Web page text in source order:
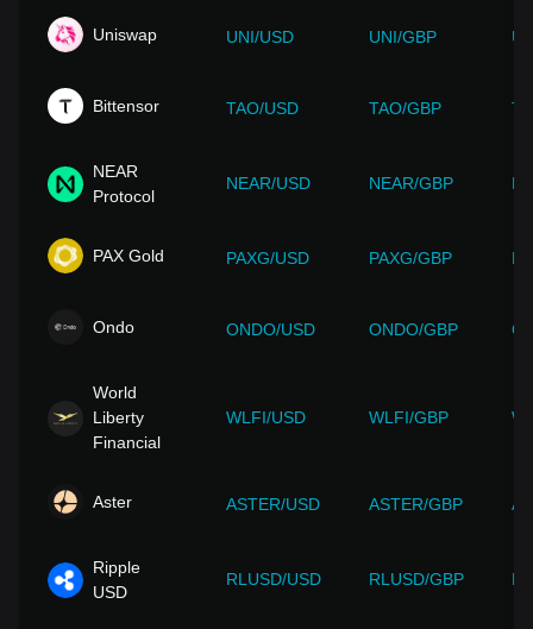
Uniswap UNI/USD UNI/GBP
Bittensor TAO/USD TAO/GBP
NEAR
Protocol
NEAR/USD NEAR/GBP
PAX Gold PAXG/USD PAXG/GBP
Ondo ONDO/USD ONDO/GBP
World
Liberty
Financial
WLFI/USD WLFI/GBP
Aster ASTER/USD ASTER/GBP
Ripple
USD
RLUSD/USD RLUSD/GBP